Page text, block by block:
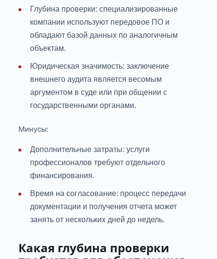
Глубина проверки: специализированные
компании используют передовое ПО и
обладают базой данных по аналогичным
объектам.
Юридическая значимость: заключение
внешнего аудита является весомым
аргументом в суде или при общении с
государственными органами.
Минусы:
Дополнительные затраты: услуги
профессионалов требуют отдельного
финансирования.
Время на согласование: процесс передачи
документации и получения отчета может
занять от нескольких дней до недель.
Какая глубина проверки